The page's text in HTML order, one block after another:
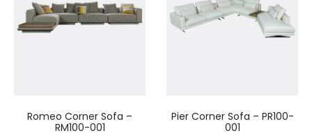
Romeo Corner Sofa –
RM100-001
Pier Corner Sofa – PR100-
001